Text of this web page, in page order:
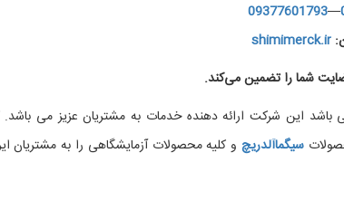
—
09377601793
shimimerck.ir
شما را تضمین می‌کند.
این شرکت ارائه دهنده خدمات به مشتریان عزیز می باشد.
سیگماآلدریچو کلیه محصولات آزمایشگاهی را به مشتریان